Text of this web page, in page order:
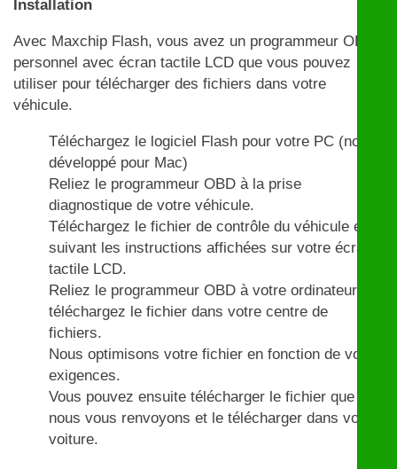
Installation
Avec Maxchip Flash, vous avez un programmeur OBD
personnel avec écran tactile LCD que vous pouvez
utiliser pour télécharger des fichiers dans votre
véhicule.
Téléchargez le logiciel Flash pour votre PC (non
développé pour Mac)
Reliez le programmeur OBD à la prise
diagnostique de votre véhicule.
Téléchargez le fichier de contrôle du véhicule en
suivant les instructions affichées sur votre écran
tactile LCD.
Reliez le programmeur OBD à votre ordinateur et
téléchargez le fichier dans votre centre de
fichiers.
Nous optimisons votre fichier en fonction de vos
exigences.
Vous pouvez ensuite télécharger le fichier que
nous vous renvoyons et le télécharger dans votre
voiture.